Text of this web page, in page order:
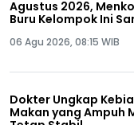
Agustus 2026,
Buru Kelompok Ini
06 Agu 2026, 08:15 WIB
Dokter Ungkap
Makan yang Ampuh